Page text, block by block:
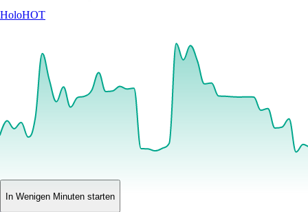
HoloHOT
In Wenigen Minuten starten